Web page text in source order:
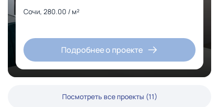
Сочи, 280.00 / м²
Подробнее о проекте
Посмотреть все проекты (11)